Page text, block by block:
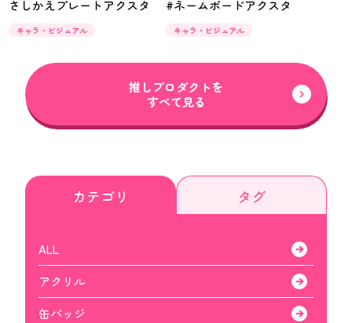
さしかえプレートアクスタ
キャラ・ビジュアル
#ネームボードアクスタ
キャラ・ビジュアル
推しプロダクトを
すべて見る
カテゴリ タグ
ALL
アクリル
缶バッジ